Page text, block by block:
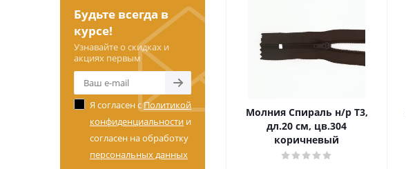
Молния Спираль н/р Т3,
дл.20 см, цв.304
коричневый
Будьте всегда в
курсе!
Узнавайте о скидках и
акциях первым
Я согласен сПолитикой
конфиденциальности и
согласен на обработку
персональных данных